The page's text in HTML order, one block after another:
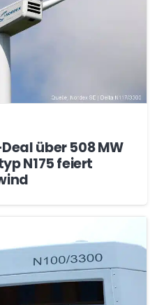
über 508 MW
N175 feiert